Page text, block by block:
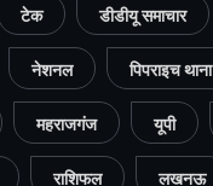
टेक डीडीयू समाचार
नेशनल पिपराइच थाना
महराजगंज यूपी
राशिफल लखनऊ